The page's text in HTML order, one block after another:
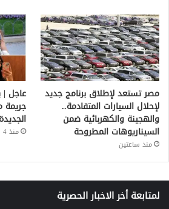
مصر تستعد لإطلاق برنامج جديد
لإحلال السيارات المتقادمة..
والهجينة والكهربائية ضمن
السيناريوهات المطروحة
منذ ساعتين
جريمة
منذ 4 ساعات
لمتابعة أخر الاخبار الحصرية